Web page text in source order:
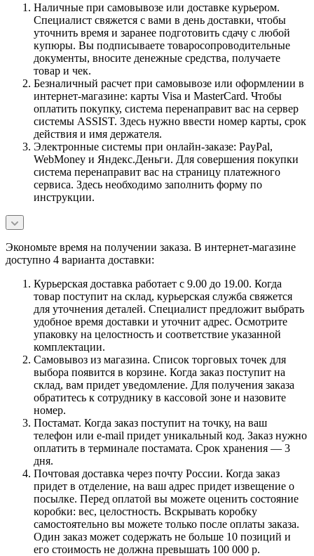
Наличные при самовывозе или доставке курьером.
Специалист свяжется с вами в день доставки, чтобы
уточнить время и заранее подготовить сдачу с любой
купюры. Вы подписываете товаросопроводительные
документы, вносите денежные средства, получаете
товар и чек.
Безналичный расчет при самовывозе или оформлении в
интернет-магазине: карты Visa и MasterCard. Чтобы
оплатить покупку, система перенаправит вас на сервер
системы ASSIST. Здесь нужно ввести номер карты, срок
действия и имя держателя.
Электронные системы при онлайн-заказе: PayPal,
WebMoney и Яндекс.Деньги. Для совершения покупки
система перенаправит вас на страницу платежного
сервиса. Здесь необходимо заполнить форму по
инструкции.
Экономьте время на получении заказа. В интернет-магазине
доступно 4 варианта доставки:
Курьерская доставка работает с 9.00 до 19.00. Когда
товар поступит на склад, курьерская служба свяжется
для уточнения деталей. Специалист предложит выбрать
удобное время доставки и уточнит адрес. Осмотрите
упаковку на целостность и соответствие указанной
комплектации.
Самовывоз из магазина. Список торговых точек для
выбора появится в корзине. Когда заказ поступит на
склад, вам придет уведомление. Для получения заказа
обратитесь к сотруднику в кассовой зоне и назовите
номер.
Постамат. Когда заказ поступит на точку, на ваш
телефон или e-mail придет уникальный код. Заказ нужно
оплатить в терминале постамата. Срок хранения — 3
дня.
Почтовая доставка через почту России. Когда заказ
придет в отделение, на ваш адрес придет извещение о
посылке. Перед оплатой вы можете оценить состояние
коробки: вес, целостность. Вскрывать коробку
самостоятельно вы можете только после оплаты заказа.
Один заказ может содержать не больше 10 позиций и
его стоимость не должна превышать 100 000 р.